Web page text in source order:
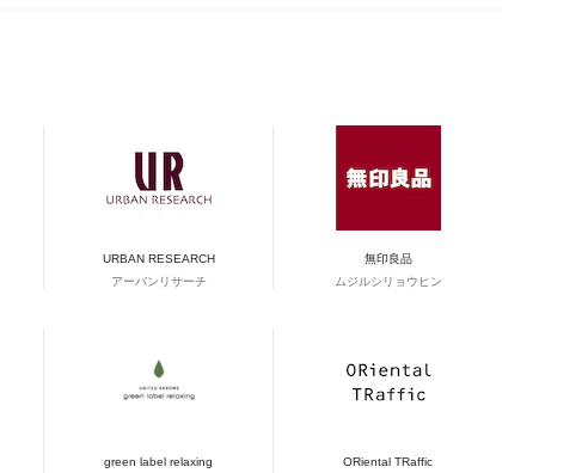
URBAN RESEARCH
アーバンリサーチ
無印良品
ムジルシリョウヒン
green label relaxing
ORiental TRaffic